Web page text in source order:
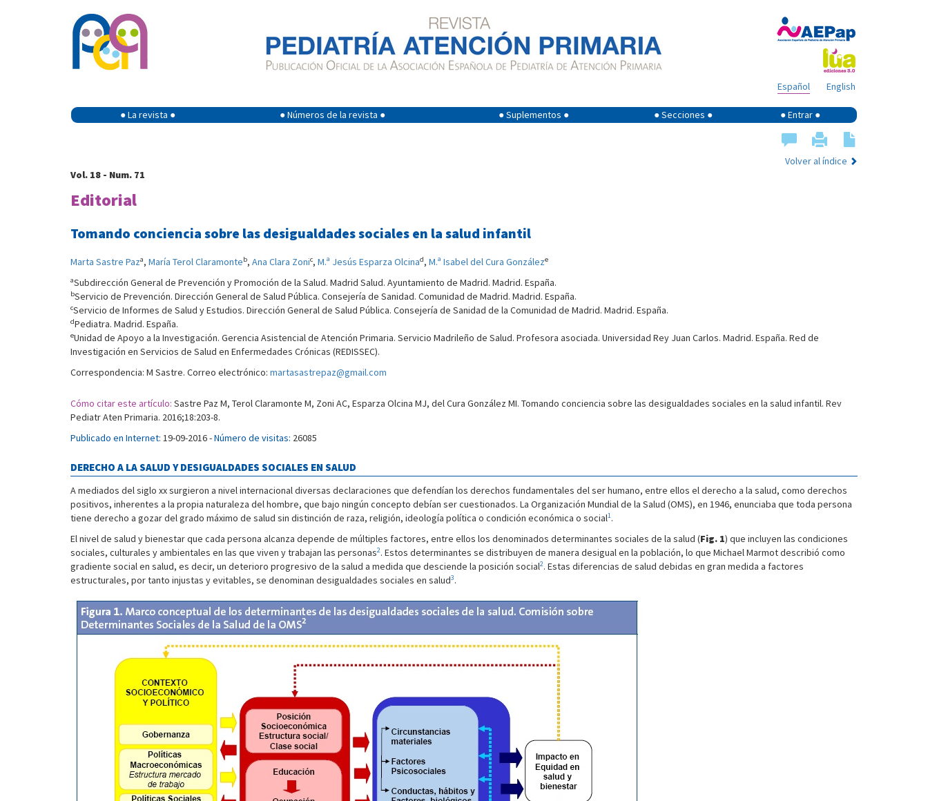
English
Español
● La revista ● ● Números de la revista ● ● Suplementos ● ● Secciones ● ● Entrar ●
Volver al índice
Vol. 18 - Num. 71
Editorial
Tomando conciencia sobre las desigualdades sociales en la salud infantil
Marta Sastre Paza, María Terol Claramonteb, Ana Clara Zonic, M.ª Jesús Esparza Olcinad, M.ª Isabel del Cura Gonzáleze
aSubdirección General de Prevención y Promoción de la Salud. Madrid Salud. Ayuntamiento de Madrid. Madrid. España.
bServicio de Prevención. Dirección General de Salud Pública. Consejería de Sanidad. Comunidad de Madrid. Madrid. España.
cServicio de Informes de Salud y Estudios. Dirección General de Salud Pública. Consejería de Sanidad de la Comunidad de Madrid. Madrid. España.
dPediatra. Madrid. España.
eUnidad de Apoyo a la Investigación. Gerencia Asistencial de Atención Primaria. Servicio Madrileño de Salud. Profesora asociada. Universidad Rey Juan Carlos. Madrid. España. Red de
Investigación en Servicios de Salud en Enfermedades Crónicas (REDISSEC).
Correspondencia: M Sastre. Correo electrónico: martasastrepaz@gmail.com
Cómo citar este artículo: Sastre Paz M, Terol Claramonte M, Zoni AC, Esparza Olcina MJ, del Cura González MI. Tomando conciencia sobre las desigualdades sociales en la salud infantil. Rev
Pediatr Aten Primaria. 2016;18:203-8.
Publicado en Internet: 19-09-2016 -Número de visitas: 26085
DERECHO A LA SALUD Y DESIGUALDADES SOCIALES EN SALUD
A mediados del siglo xx surgieron a nivel internacional diversas declaraciones que defendían los derechos fundamentales del ser humano, entre ellos el derecho a la salud, como derechos
positivos, inherentes a la propia naturaleza del hombre, que bajo ningún concepto debían ser cuestionados. La Organización Mundial de la Salud (OMS), en 1946, enunciaba que toda persona
tiene derecho a gozar del grado máximo de salud sin distinción de raza, religión, ideología política o condición económica o social1.
El nivel de salud y bienestar que cada persona alcanza depende de múltiples factores, entre ellos los denominados determinantes sociales de la salud (Fig. 1) que incluyen las condiciones
sociales, culturales y ambientales en las que viven y trabajan las personas2. Estos determinantes se distribuyen de manera desigual en la población, lo que Michael Marmot describió como
gradiente social en salud, es decir, un deterioro progresivo de la salud a medida que desciende la posición social2. Estas diferencias de salud debidas en gran medida a factores
estructurales, por tanto injustas y evitables, se denominan desigualdades sociales en salud3.